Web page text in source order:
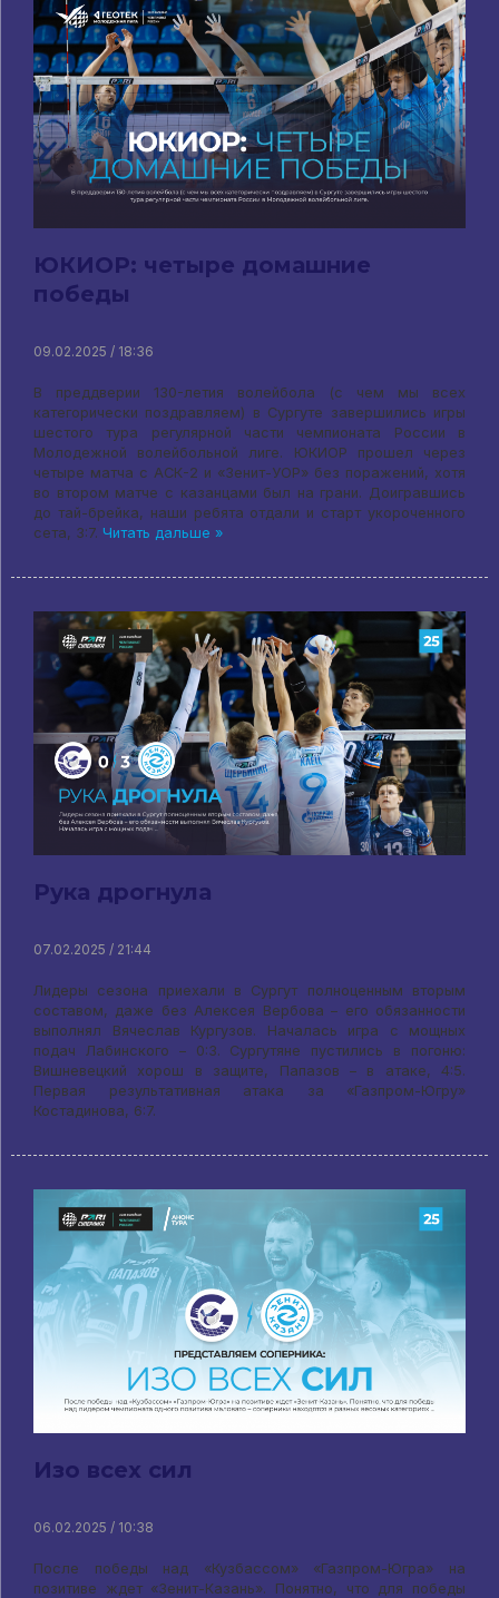
ЮКИОР: четыре домашние
победы
09.02.2025 / 18:36
В преддверии 130-летия волейбола (с чем мы всех
категорически поздравляем) в Сургуте завершились игры
шестого тура регулярной части чемпионата России в
Молодежной волейбольной лиге. ЮКИОР прошел через
четыре матча с АСК-2 и «Зенит-УОР» без поражений, хотя
во втором матче с казанцами был на грани. Доигравшись
до тай-брейка, наши ребята отдали и старт укороченного
сета, 3:7. Читать дальше »
Рука дрогнула
07.02.2025 / 21:44
Лидеры сезона приехали в Сургут полноценным вторым
составом, даже без Алексея Вербова – его обязанности
выполнял Вячеслав Кургузов. Началась игра с мощных
подач Лабинского – 0:3. Сургутяне пустились в погоню:
Вишневецкий хорош в защите, Папазов – в атаке, 4:5.
Первая результативная атака за «Газпром-Югру»
Костадинова, 6:7.
Изо всех сил
06.02.2025 / 10:38
После победы над «Кузбассом» «Газпром-Югра» на
позитиве ждет «Зенит-Казань». Понятно, что для победы